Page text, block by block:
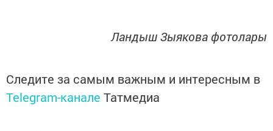
Ландыш Зыякова фотолары
Следите за самым важным и интересным в
Telegram-канале Татмедиа